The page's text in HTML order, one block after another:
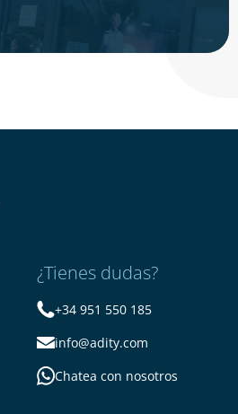
¿Tienes dudas?
+34 951 550 185
info@adity.com
Chatea con nosotros